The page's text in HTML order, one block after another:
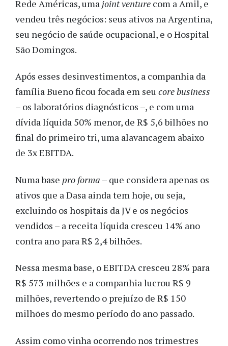
Rede Américas, umajoint venture com a Amil, e
vendeu três negócios: seus ativos na Argentina,
seu negócio de saúde ocupacional, e o Hospital
São Domingos.
Após esses desinvestimentos, a companhia da
família Bueno ficou focada em seu core business
– os laboratórios diagnósticos –, e com uma
dívida líquida 50% menor, de R$ 5,6 bilhões no
final do primeiro tri, uma alavancagem abaixo
de 3x EBITDA.
Numa base pro forma – que considera apenas os
ativos que a Dasa ainda tem hoje, ou seja,
excluindo os hospitais da JV e os negócios
vendidos – a receita líquida cresceu 14% ano
contra ano para R$ 2,4 bilhões.
Nessa mesma base, o EBITDA cresceu 28% para
R$ 573 milhões e a companhia lucrou R$ 9
milhões, revertendo o prejuízo de R$ 150
milhões do mesmo período do ano passado.
Assim como vinha ocorrendo nos trimestres